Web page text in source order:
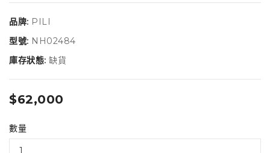
品牌: PILI
型號: NH02484
庫存狀態: 缺貨
$62,000
數量